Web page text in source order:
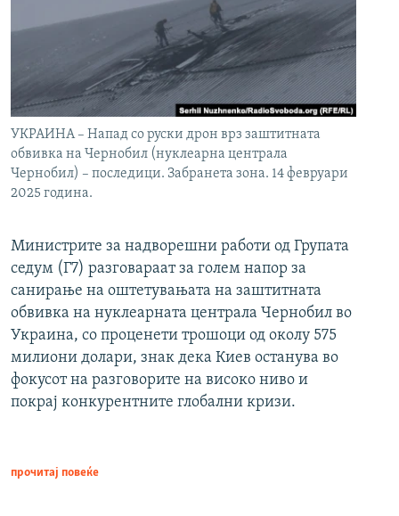
УКРАИНА – Напад со руски дрон врз заштитната
обвивка на Чернобил (нуклеарна централа
Чернобил) – последици. Забранета зона. 14 февруари
2025 година.
Министрите за надворешни работи од Групата
седум (Г7) разговараат за голем напор за
санирање на оштетувањата на заштитната
обвивка на нуклеарната централа Чернобил во
Украина, со проценети трошоци од околу 575
милиони долари, знак дека Киев останува во
фокусот на разговорите на високо ниво и
покрај конкурентните глобални кризи.
прочитај повеќе